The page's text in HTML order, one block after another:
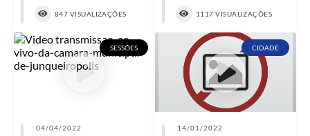
Concursos e Processos Seletivos
Galeria de Presidentes
847 VISUALIZAÇÕES 1117 VISUALIZAÇÕES
SESSÕES
04/04/2022
CIDADE
14/01/2022